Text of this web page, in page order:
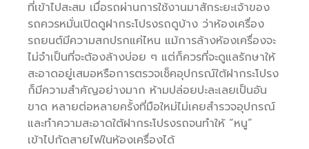
ที่เข้าไปสะสม เมื่อรถผ่านการใช้งานมาสักระยะเจ้าของ
รถควรหมั่นเปิดดูฝากระโปรงรถดูบ้าง ว่าห้องเครื่อง
รถยนต์มีความสกปรกแค่ไหน แม้การล้างห้องเครื่องจะ
ไม่จำเป็นที่จะต้องล้างบ่อย ๆ แต่ก็ควรที่จะดูแลรักษาให้
สะอาดอยู่เสมอหรือการตรวจเช็คอุปกรณ์ใต้ฝากระโปรง
ก็มีความสำคัญอย่างมาก ห้ามปล่อยปะละเลยเป็นอัน
ขาด หลายต่อหลายครั้งที่มือใหม่ไม่เคยสำรวจอุปกรณ์
และทำความสะอาดใต้ฝากระโปรงรถจนทำให้ “หนู”
เข้าไปกัดสายไฟในห้องเครื่องได้